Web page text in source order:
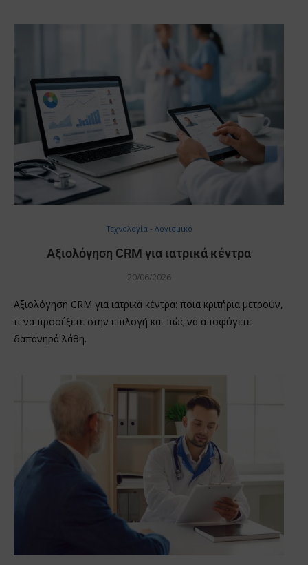
Τεχνολογία - Λογισμικό
Αξιολόγηση CRM για ιατρικά κέντρα
20/06/2026
Αξιολόγηση CRM για ιατρικά κέντρα: ποια κριτήρια μετρούν,
τι να προσέξετε στην επιλογή και πώς να αποφύγετε
δαπανηρά λάθη.